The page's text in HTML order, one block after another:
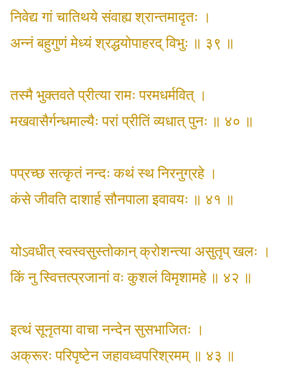
निवेद्य गां चातिथये संवाह्य श्रान्तमादृतः ।
अन्नं बहुगुणं मेध्यं श्रद्धयोपाहरद् विभुः ॥ ३९ ॥
तस्मै भुक्तवते प्रीत्या रामः परमधर्मवित् ।
मखवासैर्गन्धमाल्यैः परां प्रीतिं व्यधात् पुनः ॥ ४० ॥
पप्रच्छ सत्कृतं नन्दः कथं स्थ निरनुग्रहे ।
कंसे जीवति दाशार्ह सौनपाला इवावयः ॥ ४१ ॥
योऽवधीत् स्वस्वसुस्तोकान् क्रोशन्त्या असुतृप् खलः ।
किं नु स्वित्तत्प्रजानां वः कुशलं विमृशामहे ॥ ४२ ॥
इत्थं सूनृतया वाचा नन्देन सुसभाजितः ।
अक्रूरः परिपृष्टेन जहावध्वपरिश्रमम् ॥ ४३ ॥